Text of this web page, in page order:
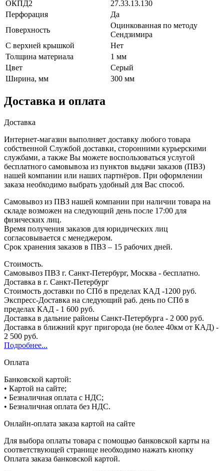
ОКПД2
27.33.13.130
Перфорация
Да
Поверхность
Оцинкованная по методу
Сендзимира
С верхней крышкой
Нет
Толщина материала
1 мм
Цвет
Серый
Ширина, мм
300 мм
Доставка и оплата
Доставка
Интернет-магазин выполняет доставку любого товара
собственной Службой доставки, сторонними курьерскими
службами, а также Вы можете воспользоваться услугой
бесплатного самовывоза из пунктов выдачи заказов (ПВЗ)
нашей компании или наших партнёров. При оформлении
заказа необходимо выбрать удобный для Вас способ.
Самовывоз из ПВЗ нашей компании при наличии товара на
складе возможен на следующий день после 17:00 для
физических лиц.
Время получения заказов для юридических лиц
согласовывается с менеджером.
Срок хранения заказов в ПВЗ – 15 рабочих дней.
Стоимость.
Самовывоз ПВЗ г. Санкт-Петербург, Москва - бесплатно.
Доставка в г. Санкт-Петербург
Стоимость доставки по СПб в пределах КАД -1200 руб.
Экспресс-Доставка на следующий раб. день по СПб в
пределах КАД - 1 600 руб.
Доставка в дальние районы Санкт-Петербурга - 2 000 руб.
Доставка в ближний круг пригорода (не более 40км от КАД) -
2 500 руб.
Подробнее...
Оплата
Банковской картой:
• Картой на сайте;
• Безналичная оплата с НДС;
• Безналичная оплата без НДС.
Онлайн-оплата заказа картой на сайте
Для выбора оплаты товара с помощью банковской карты на
соответствующей странице необходимо нажать кнопку
Оплата заказа банковской картой.